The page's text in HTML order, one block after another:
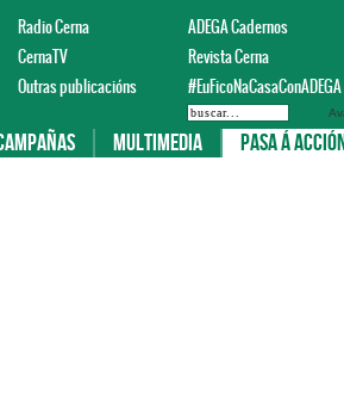
Radio Cerna
ADEGA Cadernos
CernaTV
Revista Cerna
Outras publicacións
#EuFicoNaCasaConADEGA
Multimedia Pasa á